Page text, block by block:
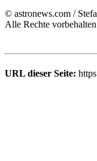
© astronews.com /
Alle Rechte
URL dieser Seite: